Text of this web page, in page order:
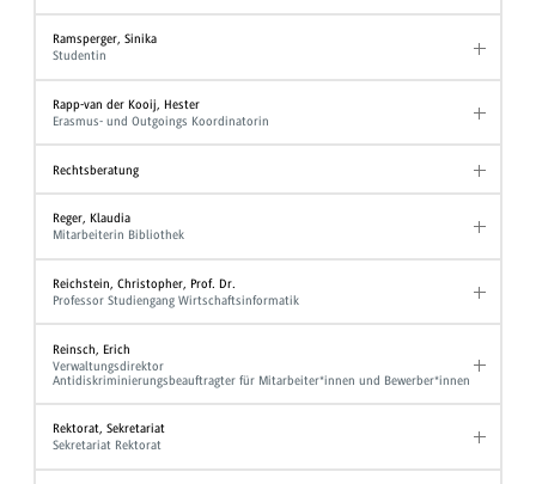
Ramsperger, Sinika
Studentin
Rapp-van der Kooij, Hester
Erasmus- und Outgoings Koordinatorin
Rechtsberatung
Reger, Klaudia
Mitarbeiterin Bibliothek
Reichstein, Christopher, Prof. Dr.
Professor Studiengang Wirtschaftsinformatik
Reinsch, Erich
Verwaltungsdirektor
Antidiskriminierungsbeauftragter für Mitarbeiter*innen und Bewerber*innen
Rektorat, Sekretariat
Sekretariat Rektorat